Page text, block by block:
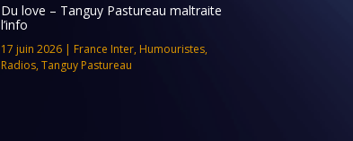
Du love – Tanguy Pastureau maltraite
l’info
17 juin 2026| France Inter, Humouristes,
Radios, Tanguy Pastureau